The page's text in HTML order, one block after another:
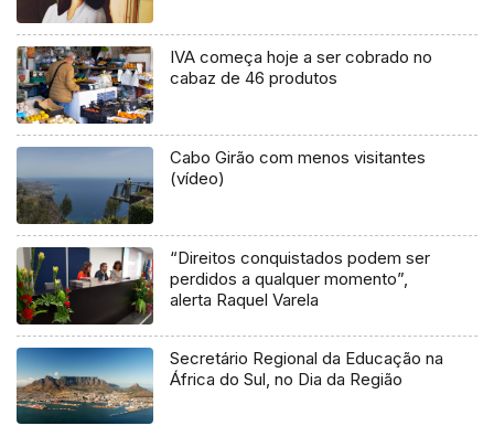
IVA começa hoje a ser cobrado no
cabaz de 46 produtos
Cabo Girão com menos visitantes
(vídeo)
“Direitos conquistados podem ser
perdidos a qualquer momento”,
alerta Raquel Varela
Secretário Regional da Educação na
África do Sul, no Dia da Região